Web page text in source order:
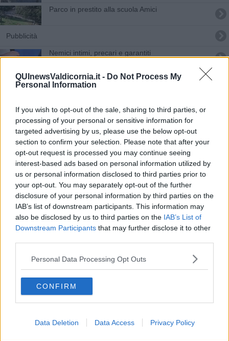
QUInewsValdicornia.it - Do Not Process My
Personal Information
If you wish to opt-out of the sale, sharing to third parties, or
processing of your personal or sensitive information for
targeted advertising by us, please use the below opt-out
section to confirm your selection. Please note that after your
opt-out request is processed you may continue seeing
interest-based ads based on personal information utilized by
us or personal information disclosed to third parties prior to
your opt-out. You may separately opt-out of the further
disclosure of your personal information by third parties on the
IAB’s list of downstream participants. This information may
also be disclosed by us to third parties on the IAB’s List of
Downstream Participants that may further disclose it to other
Personal Data Processing Opt Outs
CONFIRM
Data Deletion Data Access Privacy Policy
Parco in prestito alla scuola Amici
Pubblicità
​Nemici intimi, precari e garantiti
Diecimila euro per la scuola
Liberty Magona, "assicurare forniture necessarie"
Jsw, il caso in Commissione Sviluppo economico
Parchi, quali opzioni per il futuro
Jsw, “nel piano industriale verità sugli esuberi”
​1932, la viticoltura e il vino nell’Isola d’Elba
Porti e parità di genere, nasce il Comitato
“Trovare casa in affitto è sempre più difficile”
Bando traghetti, "il punto è cosa si può fare"
Sciopero dei bus ridotto a 4 ore